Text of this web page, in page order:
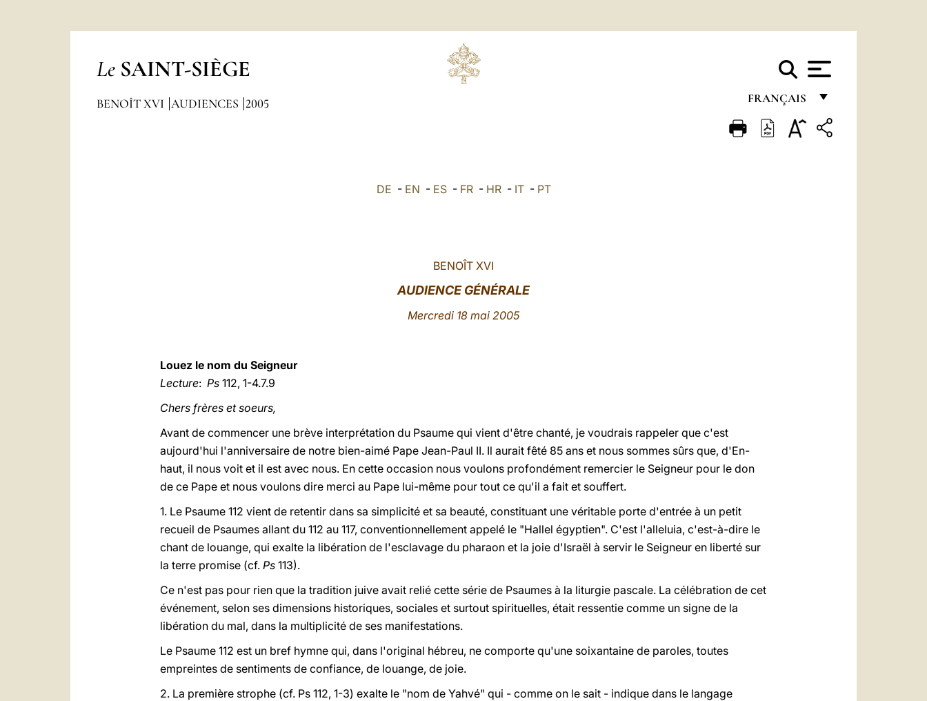
Le SAINT-SIÈGE
FRANÇAIS
FRANÇAIS
BENOÎT XVI AUDIENCES 2005
DE - EN - ES- FR- HR- IT- PT
BENOÎT XVI
AUDIENCE GÉNÉRALE
Mercredi 18 mai 2005
Louez le nom du Seigneur
Lecture: Ps 112, 1-4.7.9
Chers frères et soeurs,
Avant de commencer une brève interprétation du Psaume qui vient d'être chanté, je voudrais rappeler que c'est
aujourd'hui l'anniversaire de notre bien-aimé Pape Jean-Paul II. Il aurait fêté 85 ans et nous sommes sûrs que, d'En-
haut, il nous voit et il est avec nous. En cette occasion nous voulons profondément remercier le Seigneur pour le don
de ce Pape et nous voulons dire merci au Pape lui-même pour tout ce qu'il a fait et souffert.
1. Le Psaume 112 vient de retentir dans sa simplicité et sa beauté, constituant une véritable porte d'entrée à un petit
recueil de Psaumes allant du 112 au 117, conventionnellement appelé le "Hallel égyptien". C'est l'alleluia, c'est-à-dire le
chant de louange, qui exalte la libération de l'esclavage du pharaon et la joie d'Israël à servir le Seigneur en liberté sur
la terre promise (cf. Ps 113).
Ce n'est pas pour rien que la tradition juive avait relié cette série de Psaumes à la liturgie pascale. La célébration de cet
événement, selon ses dimensions historiques, sociales et surtout spirituelles, était ressentie comme un signe de la
libération du mal, dans la multiplicité de ses manifestations.
Le Psaume 112 est un bref hymne qui, dans l'original hébreu, ne comporte qu'une soixantaine de paroles, toutes
empreintes de sentiments de confiance, de louange, de joie.
2. La première strophe (cf. Ps 112, 1-3) exalte le "nom de Yahvé" qui - comme on le sait - indique dans le langage